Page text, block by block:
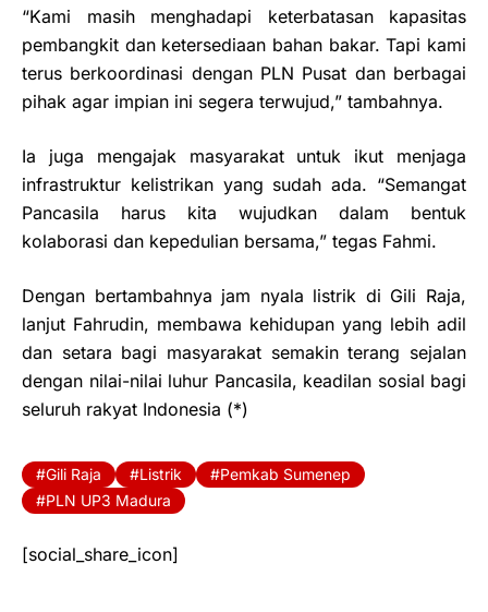
“Kami masih menghadapi keterbatasan kapasitas
pembangkit dan ketersediaan bahan bakar. Tapi kami
terus berkoordinasi dengan PLN Pusat dan berbagai
pihak agar impian ini segera terwujud,” tambahnya.
Ia juga mengajak masyarakat untuk ikut menjaga
infrastruktur kelistrikan yang sudah ada. “Semangat
Pancasila harus kita wujudkan dalam bentuk
kolaborasi dan kepedulian bersama,” tegas Fahmi.
Dengan bertambahnya jam nyala listrik di Gili Raja,
lanjut Fahrudin, membawa kehidupan yang lebih adil
dan setara bagi masyarakat semakin terang sejalan
dengan nilai-nilai luhur Pancasila, keadilan sosial bagi
seluruh rakyat Indonesia (*)
Gili Raja Listrik
Pemkab Sumenep
PLN UP3 Madura
[social_share_icon]